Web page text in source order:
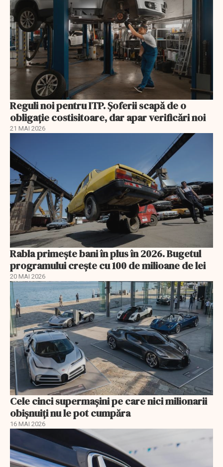
Reguli noi pentru ITP. Șoferii scapă de o
obligație costisitoare, dar apar verificări noi
21 MAI 2026
Rabla primește bani în plus în 2026. Bugetul
programului crește cu 100 de milioane de lei
20 MAI 2026
Cele cinci supermașini pe care nici milionarii
obișnuiți nu le pot cumpăra
16 MAI 2026